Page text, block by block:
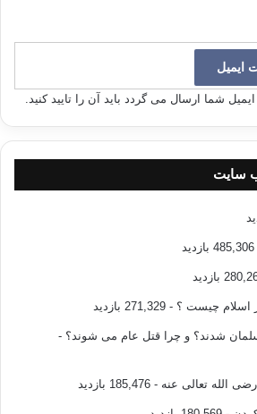
شما ارسال می گردد باید آن را تایید کنید.
سایت
اسلام چیست ؟ - 271,329 بازدید
شدند؟ و چرا قتل عام می شوند؟ -
الله تعالی عنه - 185,476 بازدید